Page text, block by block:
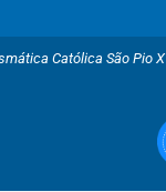
Católica São Pio X